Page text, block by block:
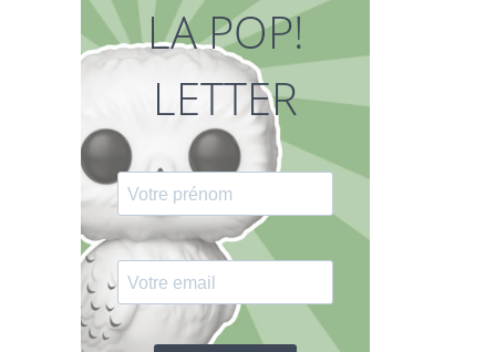
LA POP!
LETTER